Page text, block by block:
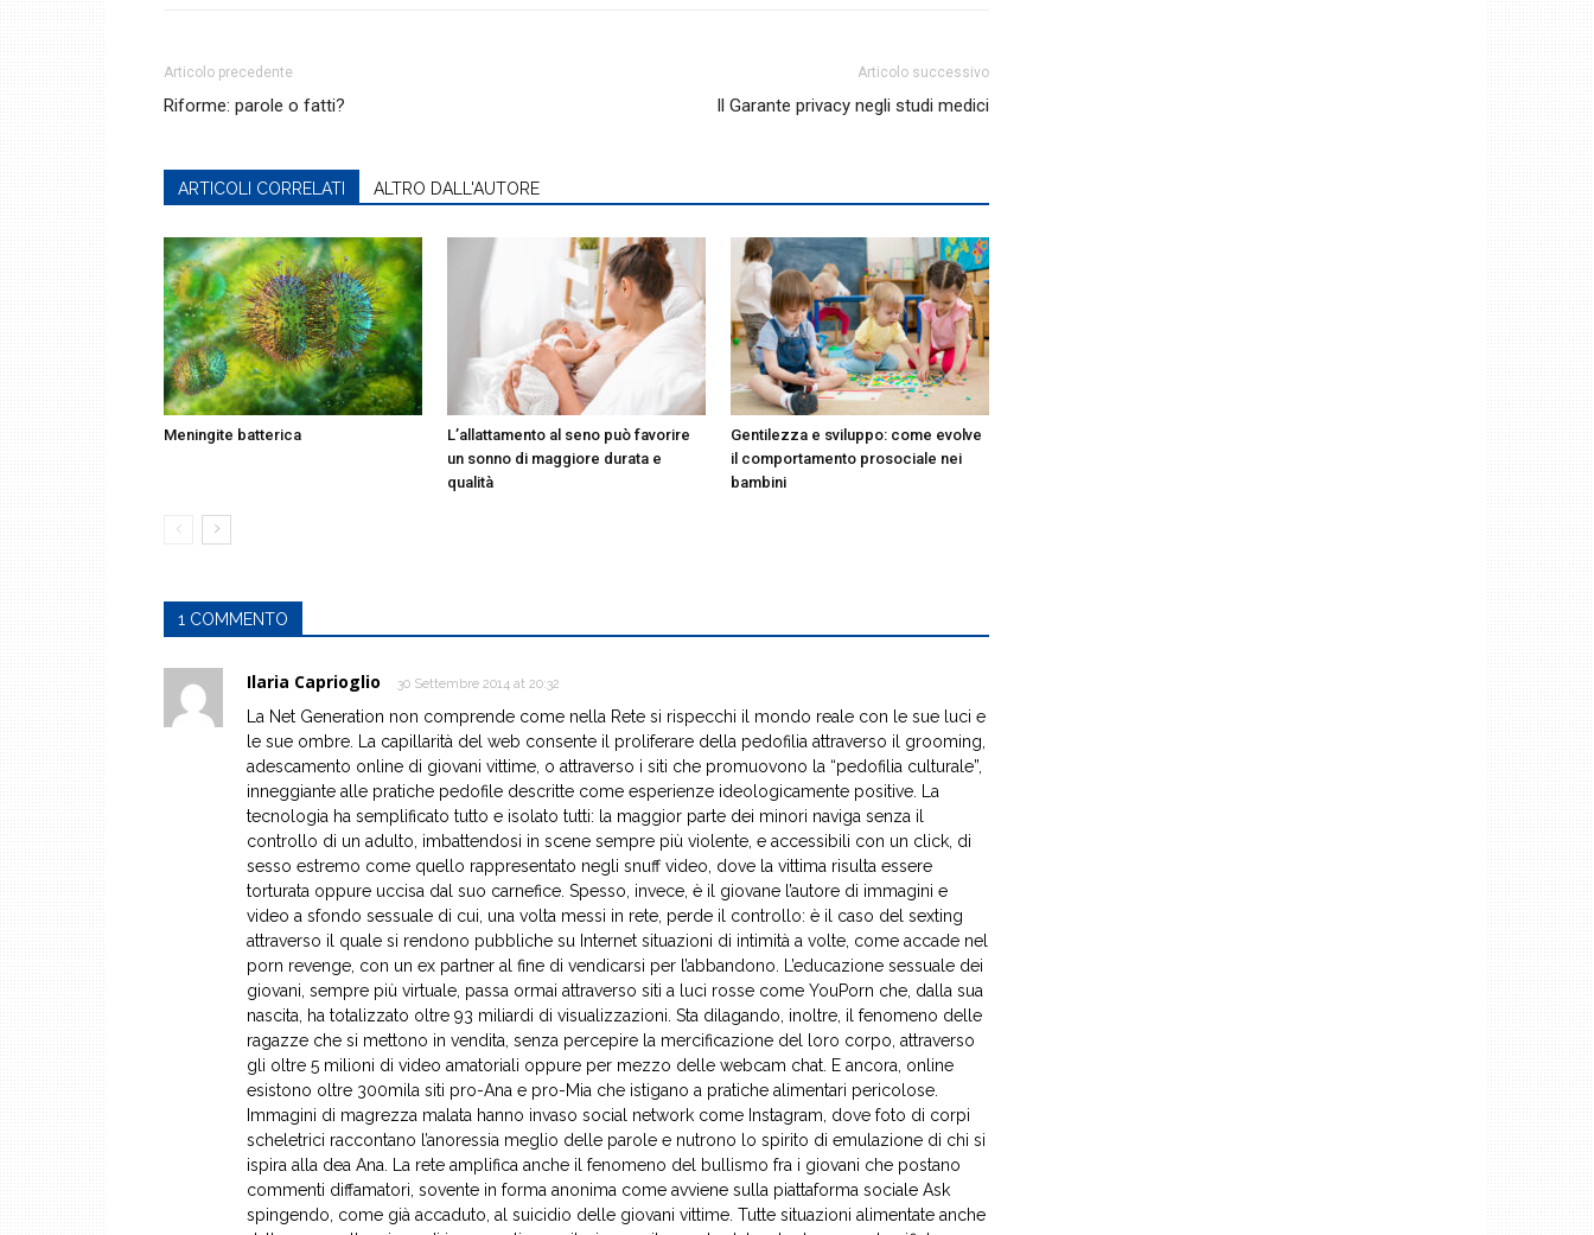
Articolo precedente
Riforme: parole o fatti?
Articolo successivo
Il Garante privacy negli studi medici
ARTICOLI CORRELATI ALTRO DALL'AUTORE
Meningite batterica
L’allattamento al seno può favorire
un sonno di maggiore durata e
qualità
Gentilezza e sviluppo: come evolve
il comportamento prosociale nei
bambini
1 COMMENTO
Ilaria Caprioglio 30 Settembre 2014 at 20:32
La Net Generation non comprende come nella Rete si rispecchi il mondo reale con le sue luci e
le sue ombre. La capillarità del web consente il proliferare della pedofilia attraverso il grooming,
adescamento online di giovani vittime, o attraverso i siti che promuovono la “pedofilia culturale”,
inneggiante alle pratiche pedofile descritte come esperienze ideologicamente positive. La
tecnologia ha semplificato tutto e isolato tutti: la maggior parte dei minori naviga senza il
controllo di un adulto, imbattendosi in scene sempre più violente, e accessibili con un click, di
sesso estremo come quello rappresentato negli snuff video, dove la vittima risulta essere
torturata oppure uccisa dal suo carnefice. Spesso, invece, è il giovane l’autore di immagini e
video a sfondo sessuale di cui, una volta messi in rete, perde il controllo: è il caso del sexting
attraverso il quale si rendono pubbliche su Internet situazioni di intimità a volte, come accade nel
porn revenge, con un ex partner al fine di vendicarsi per l’abbandono. L’educazione sessuale dei
giovani, sempre più virtuale, passa ormai attraverso siti a luci rosse come YouPorn che, dalla sua
nascita, ha totalizzato oltre 93 miliardi di visualizzazioni. Sta dilagando, inoltre, il fenomeno delle
ragazze che si mettono in vendita, senza percepire la mercificazione del loro corpo, attraverso
gli oltre 5 milioni di video amatoriali oppure per mezzo delle webcam chat. E ancora, online
esistono oltre 300mila siti pro-Ana e pro-Mia che istigano a pratiche alimentari pericolose.
Immagini di magrezza malata hanno invaso social network come Instagram, dove foto di corpi
scheletrici raccontano l’anoressia meglio delle parole e nutrono lo spirito di emulazione di chi si
ispira alla dea Ana. La rete amplifica anche il fenomeno del bullismo fra i giovani che postano
commenti diffamatori, sovente in forma anonima come avviene sulla piattaforma sociale Ask
spingendo, come già accaduto, al suicidio delle giovani vittime. Tutte situazioni alimentate anche